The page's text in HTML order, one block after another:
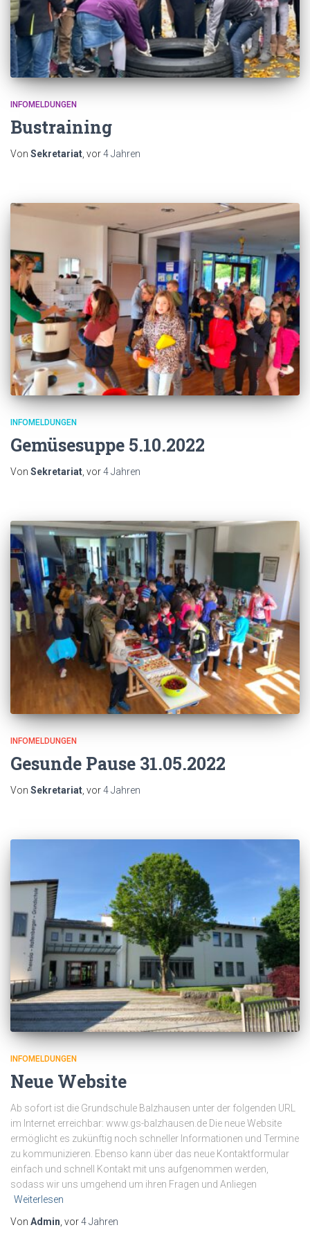
INFOMELDUNGEN
Bustraining
Von Sekretariat , vor4 Jahren
INFOMELDUNGEN
Gemüsesuppe 5.10.2022
Von Sekretariat , vor4 Jahren
INFOMELDUNGEN
Gesunde Pause 31.05.2022
Von Sekretariat , vor4 Jahren
INFOMELDUNGEN
Neue Website
Ab sofort ist die Grundschule Balzhausen unter der folgenden URL
im Internet erreichbar: www.gs-balzhausen.de Die neue Website
ermöglicht es zukünftig noch schneller Informationen und Termine
zu kommunizieren. Ebenso kann über das neue Kontaktformular
einfach und schnell Kontakt mit uns aufgenommen werden,
sodass wir uns umgehend um ihren Fragen und Anliegen
Weiterlesen
Von Admin, vor4 Jahren